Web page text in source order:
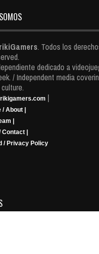
. Todos los
dedicado a
/ Independent media
|
About |
|
|
/ Privacy Policy